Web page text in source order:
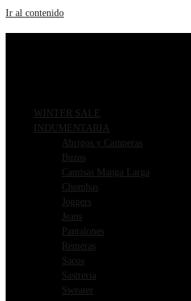
Ir al contenido
WINTER SALE
INDUMENTARIA
Abrigos y Camperas
Buzos
Camisas Manga Larga
Chombas
Joggers
Jeans
Pantalones
Remeras
Sacos
Sastrería
Sweater